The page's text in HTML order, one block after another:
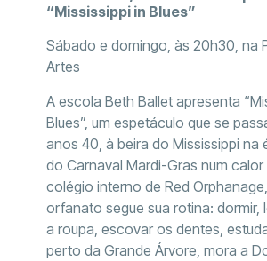
“Mississippi in Blues”
Sábado e domingo, às 20h30, na
Artes
A escola Beth Ballet apresenta
Blues”, um espetáculo que se
anos 40, à beira do Mississippi na
do Carnaval Mardi-Gras num calor
colégio interno de Red
orfanato segue sua rotina: dormir,
a roupa, escovar os dentes,
perto da Grande Árvore, mora a